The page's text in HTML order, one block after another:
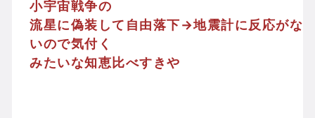
小宇宙戦争の
流星に偽装して自由落下→地震計に反応がな
いので気付く
みたいな知恵比べすきや